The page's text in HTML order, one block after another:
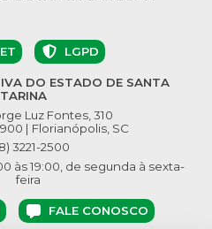
LGPD
DO ESTADO DE SANTA
Luz Fontes, 310
| Florianópolis, SC
3221-2500
às 19:00, de segunda à sexta-
feira
FALE CONOSCO